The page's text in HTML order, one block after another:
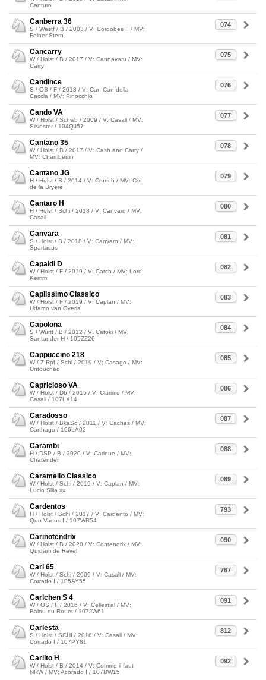
Canturo
074
Canberra 36
S / Westf / B / 2003 / V: Cordobes II / MV:
Feiner Stern
075
Cancarry
W / Holst / B / 2017 / V: Cannavaru / MV:
Carry
076
Candince
S / OS / F / 2018 / V: Can Can della
Caccia / MV: Pinocchio
077
Cando VA
W / Holst / Schwb / 2009 / V: Casall / MV:
Silvester / 104QJ57
078
Cantano 35
W / Holst / B / 2017 / V: Cash and Carry /
MV: Chambertin
079
Cantano JG
H / Holst / B / 2014 / V: Crunch / MV: Cor
de la Bryere
080
Cantaro H
H / Holst / Schi / 2018 / V: Canvaro / MV:
Casall
081
Canvara
S / Holst / B / 2018 / V: Canvaro / MV:
Spartacus
082
Capaldi D
W / Holst / F / 2019 / V: Catch / MV: Lord
Kemm
083
Caplissimo Classico
W / Holst / F / 2019 / V: Caplan / MV:
Udarco van Overis
084
Capolona
S / Württ / B / 2012 / V: Catoki / MV:
Santander H / 105ZZ26
085
Cappuccino 218
W / Z.Rpf / Schi / 2019 / V: Casago / MV:
Untouched
086
Capricioso VA
W / Holst / Db / 2015 / V: Clarimo / MV:
Casall / 107LX14
087
Caradosso
W / Holst / BkaSc / 2011 / V: Cachas / MV:
Carthago / 106LA02
088
Carambi
H / DSP / B / 2020 / V: Carinue / MV:
Chatender
089
Caramello Classico
W / Holst / Schi / 2019 / V: Caplan / MV:
Lucio Silla xx
793
Cardentos
H / Holst / Schi / 2017 / V: Cardento / MV:
Quo Vados I / 107WR54
090
Carinotendrix
W / Holst / B / 2020 / V: Contendrix / MV:
Quidam de Revel
767
Carl 65
W / Holst / Schi / 2009 / V: Casall / MV:
Corrado I / 105AY55
091
Carlchen S 4
W / OS / F / 2016 / V: Cellestial / MV:
Balou du Rouet / 107JW61
812
Carlesta
S / Holst / SCHI / 2016 / V: Casall / MV:
Corrado I / 107PY81
092
Carlito H
W / Holst / B / 2014 / V: Comme il faut
NRW / MV: Acorado I / 107BW15